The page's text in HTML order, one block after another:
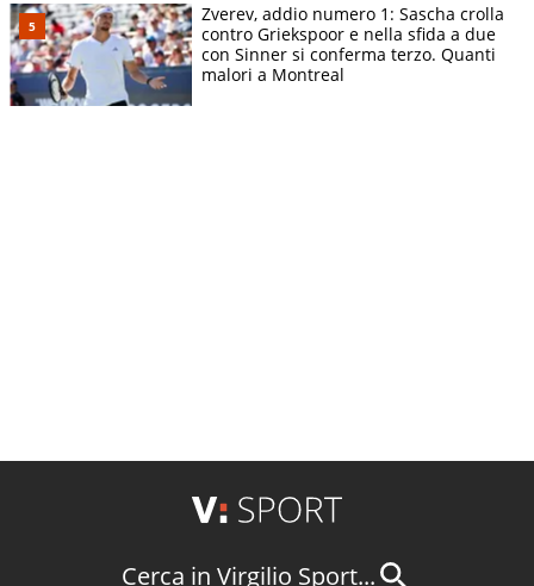
Zverev, addio numero 1: Sascha crolla
contro Griekspoor e nella sfida a due
con Sinner si conferma terzo. Quanti
malori a Montreal
Cerca in Virgilio Sport...